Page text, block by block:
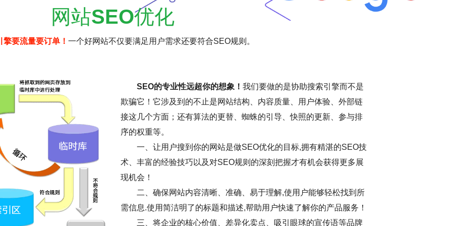
网站SEO优化
擎要流量要订单！ 一个好网站不仅要满足用户需求还要符合SEO规则。
SEO的专业性远超你的想象！ 我们要做的是协助搜索引擎而不是
欺骗它！它涉及到的不止是网站结构、内容质量、用户体验、外部链
接这几个方面；还有算法的更替、蜘蛛的引导、快照的更新、参与排
序的权重等。
一、让用户搜到你的网站是做SEO优化的目标,拥有精湛的SEO技
术、丰富的经验技巧以及对SEO规则的深刻把握才有机会获得更多展
现机会！
二、确保网站内容清晰、准确、易于理解,使用户能够轻松找到所
需信息.使用简洁明了的标题和描述,帮助用户快速了解你的产品服务！
三、将企业的核心价值、差异化卖点、吸引眼球的宣传语等品牌